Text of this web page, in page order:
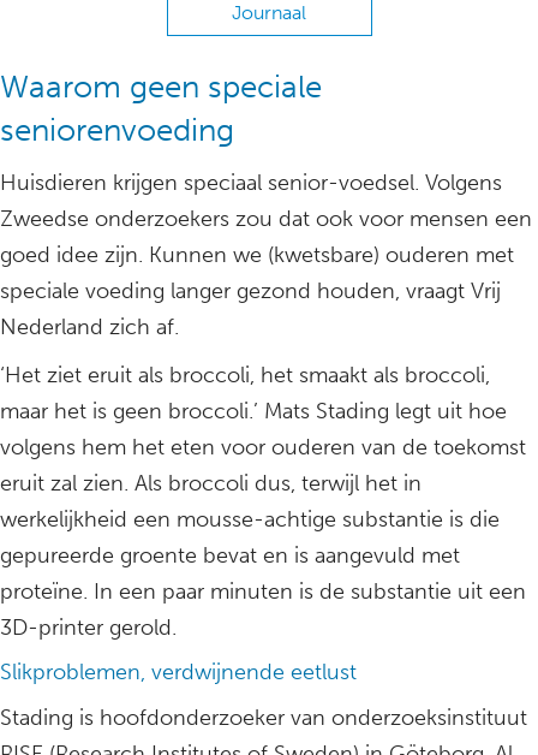
Journaal
Waarom geen speciale
seniorenvoeding
Huisdieren krijgen speciaal senior-voedsel. Volgens
Zweedse onderzoekers zou dat ook voor mensen een
goed idee zijn. Kunnen we (kwetsbare) ouderen met
speciale voeding langer gezond houden, vraagt Vrij
Nederland zich af.
‘Het ziet eruit als broccoli, het smaakt als broccoli,
maar het is geen broccoli.’ Mats Stading legt uit hoe
volgens hem het eten voor ouderen van de toekomst
eruit zal zien. Als broccoli dus, terwijl het in
werkelijkheid een mousse-achtige substantie is die
gepureerde groente bevat en is aangevuld met
proteïne. In een paar minuten is de substantie uit een
3D-printer gerold.
Slikproblemen, verdwijnende eetlust
Stading is hoofdonderzoeker van onderzoeksinstituut